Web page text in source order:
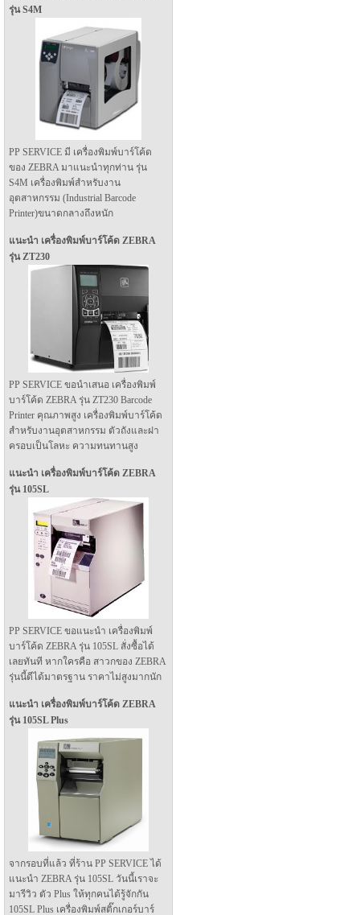
รุ่น S4M
PP SERVICE มี เครื่องพิมพ์บาร์โค้ด
ของ ZEBRA มาแนะนำทุกท่าน รุ่น
S4M เครื่องพิมพ์สำหรับงาน
อุตสาหกรรม (Industrial Barcode
Printer)ขนาดกลางถึงหนัก
แนะนำ เครื่องพิมพ์บาร์โค้ด ZEBRA
รุ่น ZT230
PP SERVICE ขอนำเสนอ เครื่องพิมพ์
บาร์โค้ด ZEBRA รุ่น ZT230 Barcode
Printer คุณภาพสูง เครื่องพิมพ์บาร์โค้ด
สำหรับงานอุตสาหกรรม ตัวถังและฝา
ครอบเป็นโลหะ ความทนทานสูง
แนะนำ เครื่องพิมพ์บาร์โค้ด ZEBRA
รุ่น 105SL
PP SERVICE ขอแนะนำ เครื่องพิมพ์
บาร์โค้ด ZEBRA รุ่น 105SL สั่งซื้อได้
เลยทันที หากใครคือ สาวกของ ZEBRA
รุ่นนี้ดีได้มาตรฐาน ราคาไม่สูงมากนัก
แนะนำ เครื่องพิมพ์บาร์โค้ด ZEBRA
รุ่น 105SL Plus
จากรอบที่แล้ว ที่ร้าน PP SERVICE ได้
แนะนำ ZEBRA รุ่น 105SL วันนี้เราจะ
มารีวิว ตัว Plus ให้ทุกคนได้รู้จักกัน
105SL Plus เครื่องพิมพ์สติ๊กเกอร์บาร์